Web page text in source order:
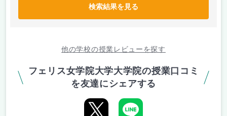
検索結果を見る
他の学校の授業レビューを探す
フェリス女学院大学大学院の授業口コミ
を友達にシェアする